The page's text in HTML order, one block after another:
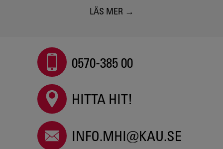
LÄS MER
0570-385 00
HITTA HIT!
INFO.MHI@KAU.SE